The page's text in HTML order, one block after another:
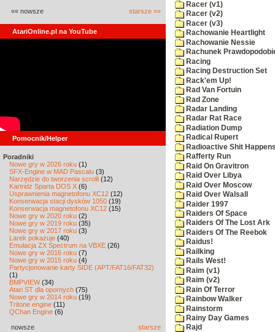
«« nowsze starsze »»
AtariOnline.pl na YouTube
Pomocnik/Helper
Poradniki
Nowe gry w 2026 roku (1)
SFX-Engine w MAD Pascalu (3)
Narzędzie do tworzenia scrolli (12)
Kartridż Sparta DOS X (6)
Usprawnienia magnetofonu XC12 (12)
Konserwacja stacji dysków 1050 (19)
Konserwacja magnetofonu XC12 (15)
Nowe gry w 2020 roku (2)
Nowe gry w 2019 roku (35)
Nowe gry w 2017 roku (3)
Larek pokazuje (40)
Emulacja ZX Spectrum na VBXE (26)
Nowe gry w 2016 roku (7)
Nowe gry w 2015 roku (4)
Partycjonowanie karty SIDE (APT/FAT16/FAT32)
(1)
BMPVIEW(34)
Atari ST dla opornych (75)
Nowe gry w 2014 roku (19)
Tritone engine (11)
QChan Engine (6)
nowsze starsze
Racer (v1)
Racer (v2)
Racer (v3)
Rachowanie Heartlight
Rachowanie Nessie
Rachunek
Racing
Racing Destruction Set
Rack'em Up!
Rad Van Fortuin
Rad Zone
Radar Landing
Radar Rat Race
Radiation Dump
Radical Rupert
Radioactive Shit
Rafferty Run
Raid On Gravitron
Raid Over Libya
Raid Over Moscow
Raid Over Walsall
Raider 1997
Raiders Of Space
Raiders Of The Lost Ark
Raiders Of The Reebok
Raidus!
Railking
Rails West!
Raim (v1)
Raim (v2)
Rain Of Terror
Rainbow Walker
Rainstorm
Rainy Day Games
Rajd